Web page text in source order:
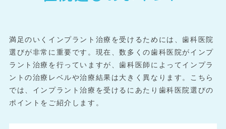
満足のいくインプラント治療を受けるためには、歯科医院
選びが非常に重要です。現在、数多くの歯科医院がインプ
ラント治療を行っていますが、歯科医師によってインプラ
ントの治療レベルや治療結果は大きく異なります。こちら
では、インプラント治療を受けるにあたり歯科医院選びの
ポイントをご紹介します。